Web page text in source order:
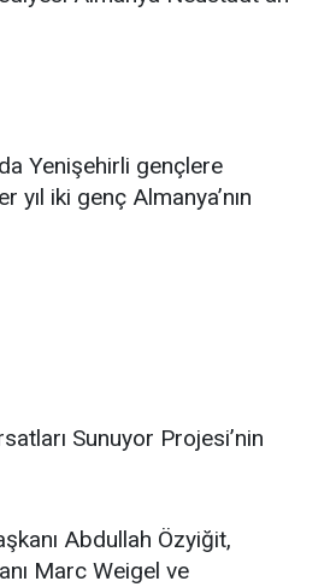
Yenişehirli gençlere
yıl iki genç Almanya’nın
Sunuyor Projesi’nin
Abdullah Özyiğit,
Marc Weigel ve